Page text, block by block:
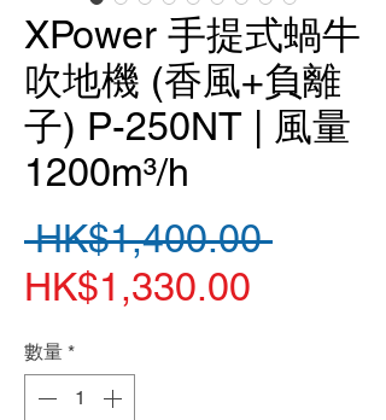
XPower 手提式蝸牛
吹地機 (香風+負離
子) P-250NT | 風量
1200m³/h
HK$1,400.00 一
HK$1,330.00
數量 *